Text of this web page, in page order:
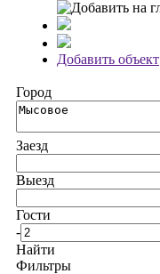
Добавить объект
Город
Заезд
Выезд
Гости
-
Найти
Фильтры